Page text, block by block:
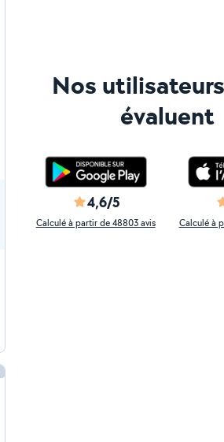
Nos
évaluent
4,6/5
Calculé à partir de 48803 avis Calculé à